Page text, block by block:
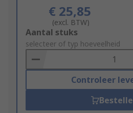
€ 25,85
(excl. BTW)
Add
to
Basket
Aantal stuks
selecteer of typ hoeveelheid
Controleer